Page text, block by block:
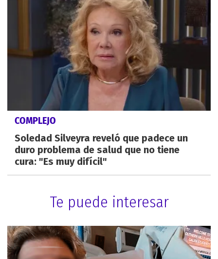
COMPLEJO
Soledad Silveyra reveló que padece un
duro problema de salud que no tiene
cura: "Es muy difícil"
Te puede interesar